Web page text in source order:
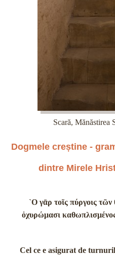
Scară, Mănăstirea
Dogmele creștine -
dintre Mirele
`Ο γᾱρ τοῖς πύργοις
ὀχυρώμασι
Cel ce e asigurat de